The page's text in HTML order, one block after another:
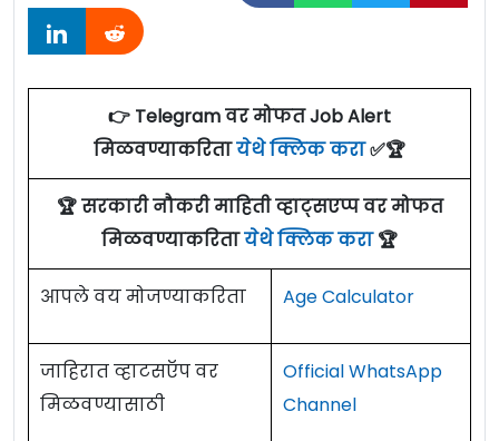
👉 Telegram वर मोफत Job Alert
मिळवण्याकरितायेथे क्लिक करा✅🏆
🏆 सरकारी नौकरी माहिती व्हाट्सएप्प वर मोफत
मिळवण्याकरितायेथे क्लिक करा🏆
आपले वय मोजण्याकरिता Age Calculator
जाहिरात व्हाटसऍप वर
मिळवण्यासाठी
Official WhatsApp
Channel